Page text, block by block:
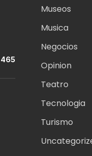
465
Museos
Musica
Negocios
Opinion
Teatro
Tecnologia
Turismo